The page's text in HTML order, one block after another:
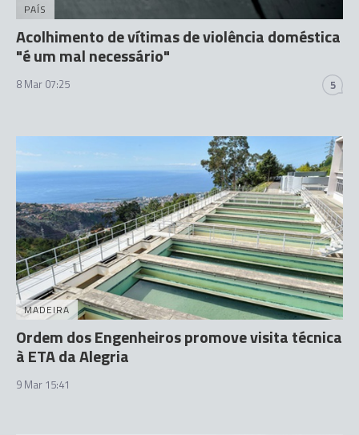
PAÍS
Acolhimento de vítimas de violência doméstica
"é um mal necessário"
8 Mar 07:25 5
MADEIRA
Ordem dos Engenheiros promove visita técnica
à ETA da Alegria
9 Mar 15:41